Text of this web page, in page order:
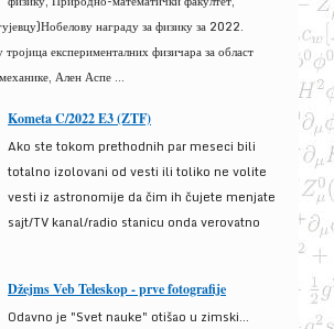
награду за физику за 2022.
експерименталних физичара за област
Ален Аспе ...
Kometa C/2022 E3 (ZTF)
Ako ste tokom prethodnih par meseci bili
totalno izolovani od vesti ili toliko ne volite
vesti iz astronomije da čim ih čujete menjate
sajt/TV kanal/radio stanicu onda verovatno
Džejms Veb Teleskop - prve fotografije
Odavno je "Svet nauke" otišao u zimski...